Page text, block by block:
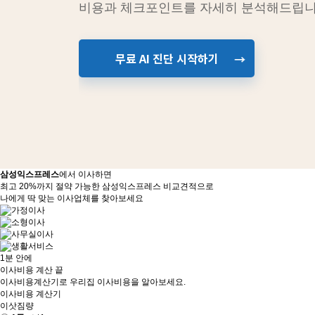
비용과 체크포인트를 자세히 분석해드립
무료 AI 진단 시작하기 →
삼성익스프레스에서 이사하면
최고 20%까지 절약 가능한 삼성익스프레스 비교견적으로
나에게 딱 맞는 이사업체를 찾아보세요
1분 안에
이사비용 계산 끝
이사비용계산기로 우리집 이사비용을 알아보세요.
이사비용 계산기
이삿짐량